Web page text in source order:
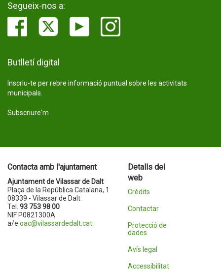
Segueix-nos a:
Butlletí digital
Inscriu-te per rebre informació puntual sobre les activitats
municipals.
Subscriure'm
Contacta amb l'ajuntament
Ajuntament de Vilassar de Dalt
Plaça de la República Catalana, 1
08339 - Vilassar de Dalt
Tel. 93 753 98 00
NIF P0821300A
a/e oac@vilassardedalt.cat
Detalls del
web
Crèdits
Contactar
Protecció de
dades
Avís legal
Accessibilitat